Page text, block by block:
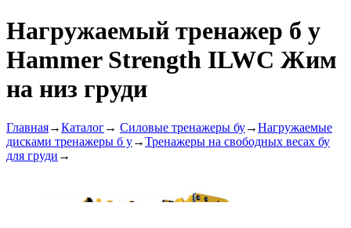
Нагружаемый тренажер б у
Hammer Strength ILWC Жим
на низ груди
Главная→Каталог→ Силовые тренажеры бу→Нагружаемые
дисками тренажеры б у→Тренажеры на свободных весах бу
для груди →